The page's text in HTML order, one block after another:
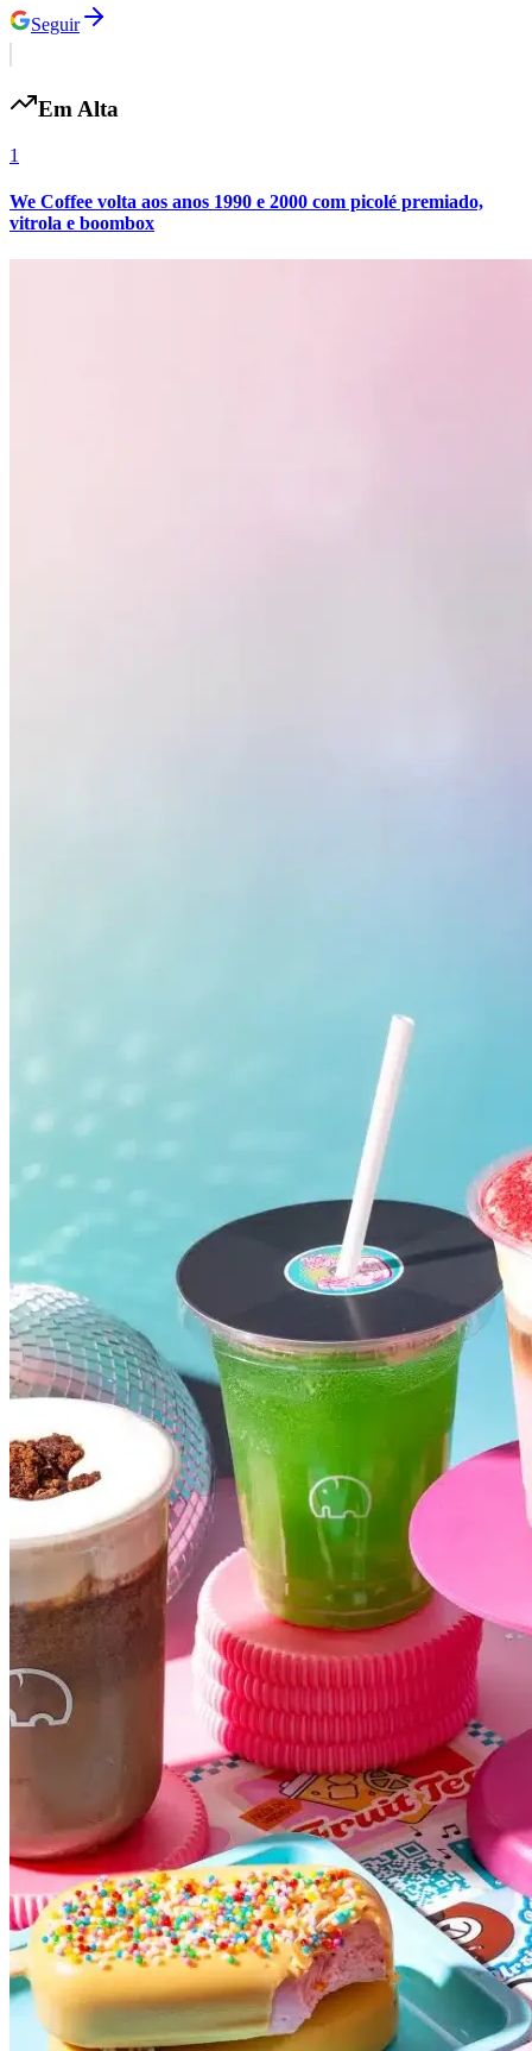
Vasco
Seguir
Em Alta
1
We Coffee volta aos anos 1990 e 2000 com picolé premiado,
vitrola e boombox